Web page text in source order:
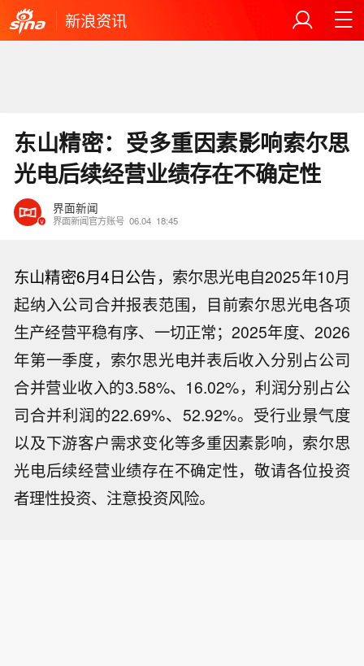
新浪资讯
东山精密：受多重因素影响索尔思
光电后续经营业绩存在不确定性
界面新闻
界面新闻官方账号 06.04 18:45
东山精密6月4日公告， 索尔思光电自2025年10月
起纳入公司合并报表范围，目前索尔思光电各项
生产经营平稳有序、一切正常；2025年度、2026
年第一季度，索尔思光电并表后收入分别占公司
合并营业收入的3.58%、16.02%，利润分别占公
司合并利润的22.69%、52.92%。受行业景气度
以及下游客户需求变化等多重因素影响，索尔思
光电后续经营业绩存在不确定性，敬请各位投资
者理性投资、注意投资风险。